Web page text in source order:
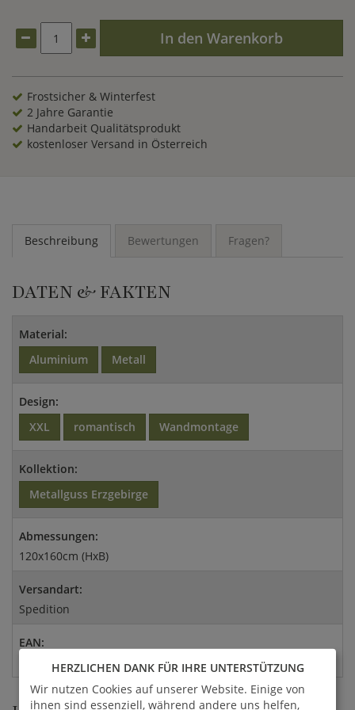
Garten ist unsere Vertikalsonnenuhr im Kupferdesign ein
außergewöhnlicher Blickfang. Alle zur Wand Montage
benötigten Schrauben und Dübel sind im Kaufpreis enthalten
und liegen der Lieferung bei. Neben dem Landeswappen von
Rheinland-Pfalz kann diese hochwertige Vertikalsonnenuhr
auf Kundenwunsch auch mit einem anderen Landeswappen,
einem Stadtwappen oder mit Familienwappen hergestellt
werden.
In den Warenkorb
Frostsicher & Winterfest
2 Jahre Garantie
Handarbeit Qualitätsprodukt
kostenloser Versand in Österreich
Beschreibung Bewertungen Fragen?
DATEN & FAKTEN
Material:
Aluminium
Metall
Design:
XXL
romantisch Wandmontage
Kollektion:
Metallguss Erzgebirge
Abmessungen:
120x160cm (HxB)
Versandart:
Spedition
EAN:
4056026115576
HERZLICHEN DANK FÜR IHRE UNTERSTÜTZUNG
Wir nutzen Cookies auf unserer Website. Einige von
ihnen sind essenziell, während andere uns helfen,